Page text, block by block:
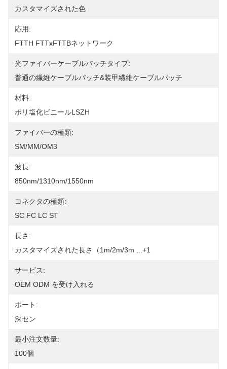
カスタマイズされた色
応用:
FTTH FTTxFTTBネットワーク
光ファイバーケーブルパッチタイプ:
普通の繊維ケーブルパッチ&装甲繊維ケーブルパッチ
材料:
ポリ塩化ビニールLSZH
ファイバーの種類:
SM/MM/OM3
波長:
850nm/1310nm/1550nm
コネクタの種類:
SC FC LC ST
長さ:
カスタマイズされた長さ（1m/2m/3m ...+1
サービス:
OEM ODM を受け入れる
ポート:
深セン
最小注文数量:
100個